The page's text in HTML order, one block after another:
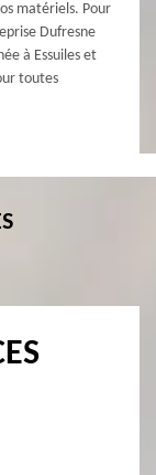
matériels. Pour
Dufresne
à Essuiles et
toutes